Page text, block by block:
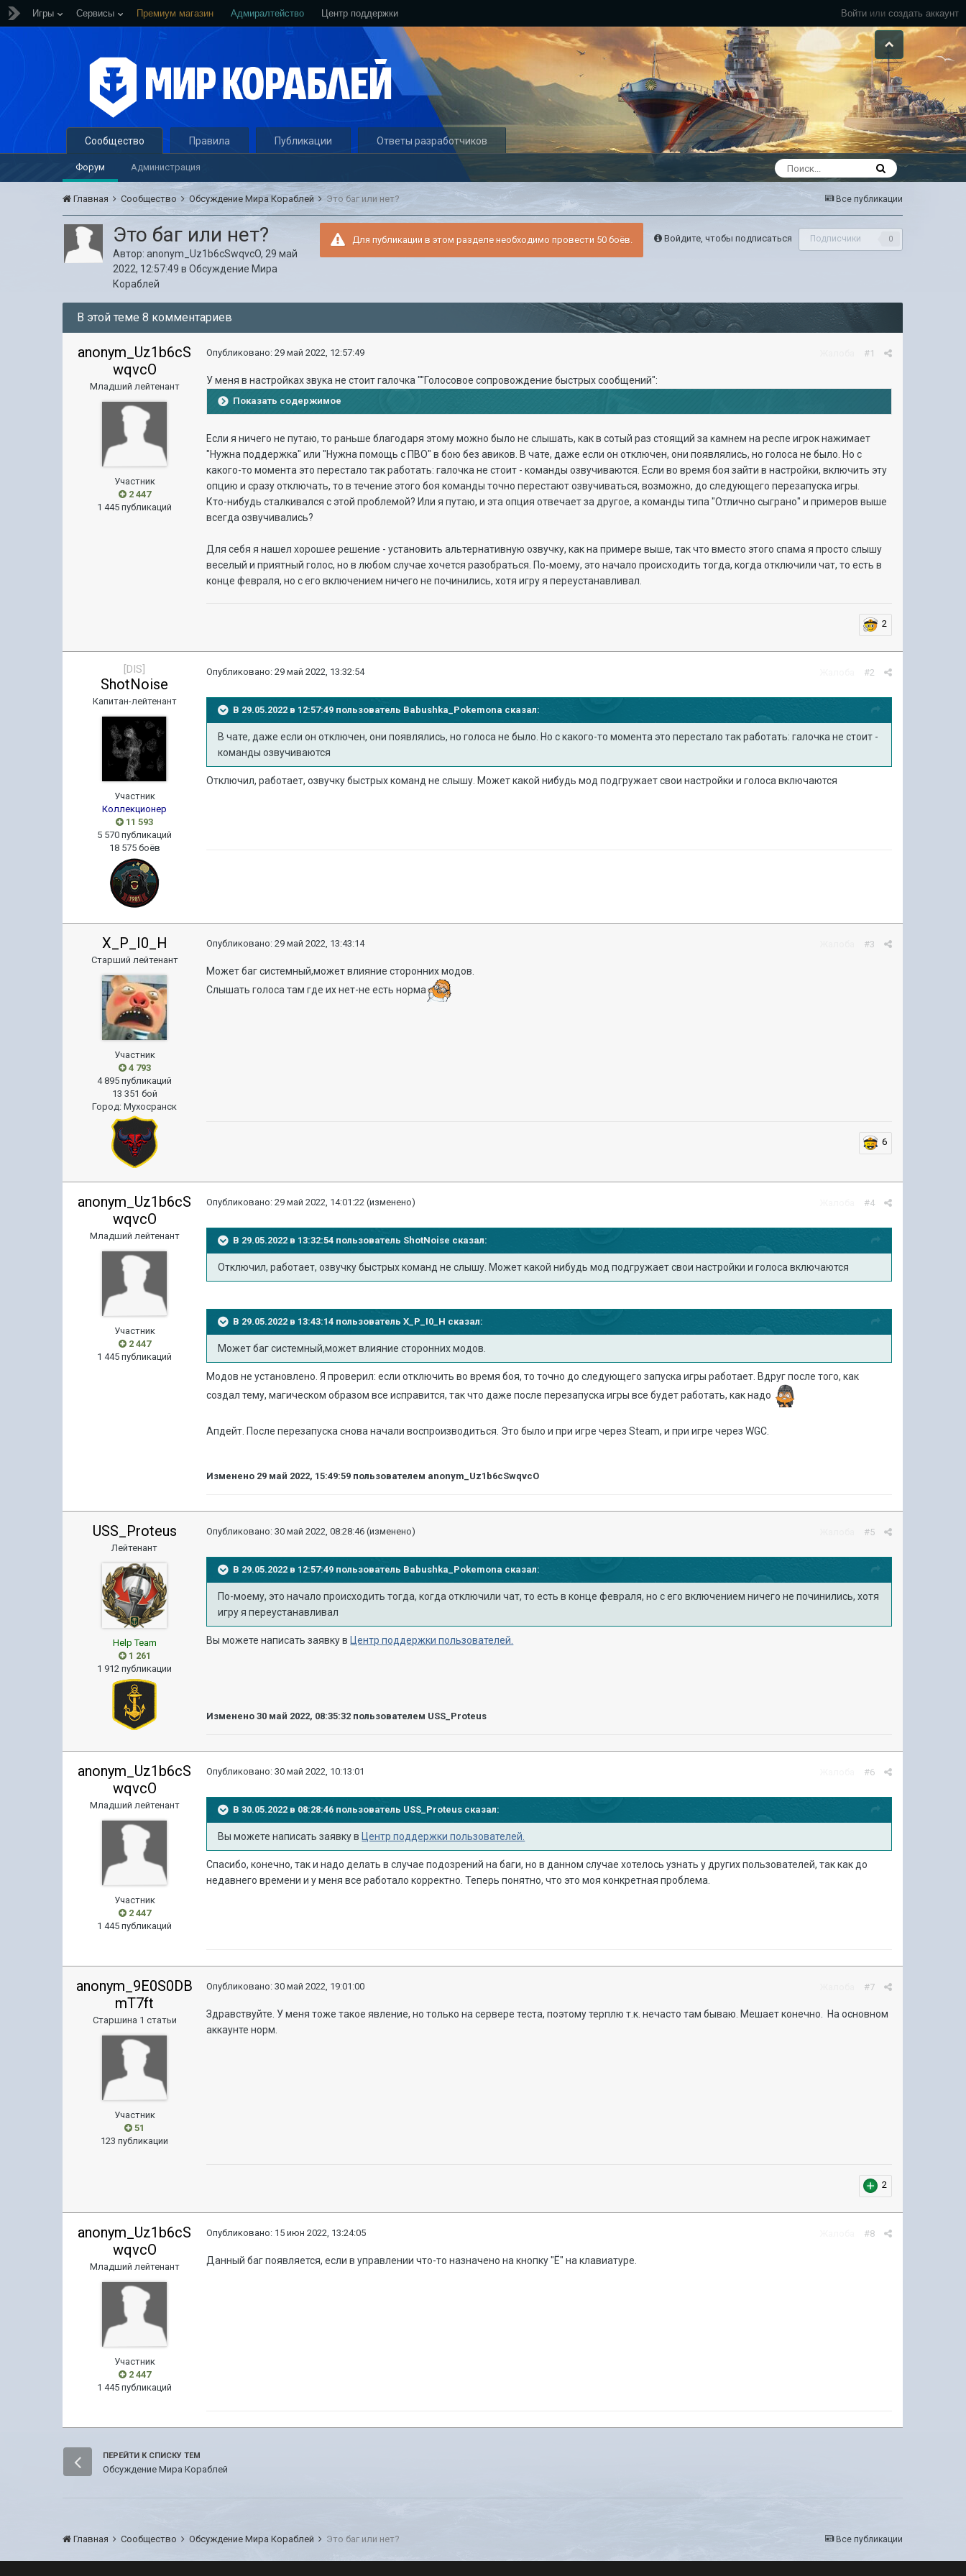
Войти или создать аккаунт
Игры Сервисы Премиум магазин Адмиралтейство Центр поддержки
Сообщество
Форум Администрация
Правила Публикации Ответы разработчиков
Все публикации
Главная Сообщество Обсуждение Мира Кораблей Это баг или нет?
Войдите, чтобы подписаться Подписчики 0
Для публикации в этом разделе необходимо провести 50 боёв.
Это баг или нет?
Автор:anonym_Uz1b6cSwqvcO, 29 май
2022, 12:57:49 вОбсуждение Мира
Кораблей
В этой теме 8 комментариев
anonym_Uz1b6cS
wqvcO
Младший лейтенант
Участник
2 447
1 445 публикаций
#1
Опубликовано:29 май 2022, 12:57:49
У меня в настройках звука не стоит галочка ""Голосовое сопровождение быстрых сообщений":
Показать содержимое
Если я ничего не путаю, то раньше благодаря этому можно было не слышать, как в сотый раз стоящий за камнем на респе игрок нажимает
"Нужна поддержка" или "Нужна помощь с ПВО" в бою без авиков. В чате, даже если он отключен, они появлялись, но голоса не было. Но с
какого-то момента это перестало так работать: галочка не стоит - команды озвучиваются. Если во время боя зайти в настройки, включить эту
опцию и сразу отключать, то в течение этого боя команды точно перестают озвучиваться, возможно, до следующего перезапуска игры.
Кто-нибудь сталкивался с этой проблемой? Или я путаю, и эта опция отвечает за другое, а команды типа "Отлично сыграно" и примеров выше
всегда озвучивались?
Для себя я нашел хорошее решение - установить альтернативную озвучку, как на примере выше, так что вместо этого спама я просто слышу
веселый и приятный голос, но в любом случае хочется разобраться. По-моему, это начало происходить тогда, когда отключили чат, то есть в
конце февраля, но с его включением ничего не починились, хотя игру я переустанавливал.
2
[DIS]
ShotNoise
Капитан-лейтенант
Участник
Коллекционер
11 593
5 570 публикаций
18 575 боёв
#2
Опубликовано:29 май 2022, 13:32:54
В 29.05.2022 в 12:57:49 пользователь Babushka_Pokemona сказал:
В чате, даже если он отключен, они появлялись, но голоса не было. Но с какого-то момента это перестало так работать: галочка не стоит -
команды озвучиваются
Отключил, работает, озвучку быстрых команд не слышу. Может какой нибудь мод подгружает свои настройки и голоса включаются
X_P_I0_H
Старший лейтенант
Участник
4 793
4 895 публикаций
13 351 бой
Город:Мухосранск
#3
Опубликовано:29 май 2022, 13:43:14
Может баг системный,может влияние сторонних модов.
Слышать голоса там где их нет-не есть норма
6
anonym_Uz1b6cS
wqvcO
Младший лейтенант
Участник
2 447
1 445 публикаций
#4
Опубликовано:29 май 2022, 14:01:22 (изменено)
В 29.05.2022 в 13:32:54 пользователь ShotNoise сказал:
Отключил, работает, озвучку быстрых команд не слышу. Может какой нибудь мод подгружает свои настройки и голоса включаются
В 29.05.2022 в 13:43:14 пользовательX_P_I0_H сказал:
Может баг системный,может влияние сторонних модов.
Модов не установлено. Я проверил: если отключить во время боя, то точно до следующего запуска игры работает. Вдруг после того, как
создал тему, магическом образом все исправится, так что даже после перезапуска игры все будет работать, как надо
Апдейт. После перезапуска снова начали воспроизводиться. Это было и при игре через Steam, и при игре через WGC.
Изменено 29 май 2022, 15:49:59 пользователем anonym_Uz1b6cSwqvcO
USS_Proteus
Лейтенант
Help Team
1 261
1 912 публикации
#5
Опубликовано:30 май 2022, 08:28:46 (изменено)
В 29.05.2022 в 12:57:49 пользователь Babushka_Pokemona сказал:
По-моему, это начало происходить тогда, когда отключили чат, то есть в конце февраля, но с его включением ничего не починились, хотя
игру я переустанавливал
Вы можете написать заявку в Центр поддержки пользователей.
Изменено30 май 2022, 08:35:32 пользователем USS_Proteus
anonym_Uz1b6cS
wqvcO
Младший лейтенант
Участник
2 447
1 445 публикаций
#6
Опубликовано:30 май 2022, 10:13:01
В 30.05.2022 в 08:28:46 пользователь USS_Proteus сказал:
Вы можете написать заявку в Центр поддержки пользователей.
Спасибо, конечно, так и надо делать в случае подозрений на баги, но в данном случае хотелось узнать у других пользователей, так как до
недавнего времени и у меня все работало корректно. Теперь понятно, что это моя конкретная проблема.
anonym_9E0S0DB
mT7ft
Старшина 1 статьи
Участник
51
123 публикации
#7
Опубликовано:30 май 2022, 19:01:00
Здравствуйте. У меня тоже такое явление, но только на сервере теста, поэтому терплю т.к. нечасто там бываю. Мешает конечно. На основном
аккаунте норм.
2
anonym_Uz1b6cS
wqvcO
Младший лейтенант
Участник
2 447
1 445 публикаций
#8
Опубликовано: 15 июн 2022, 13:24:05
Данный баг появляется, если в управлении что-то назначено на кнопку "Ё" на клавиатуре.
ПЕРЕЙТИ К СПИСКУ ТЕМ
Обсуждение Мира Кораблей
Все публикации
Главная Сообщество Обсуждение Мира Кораблей Это баг или нет?